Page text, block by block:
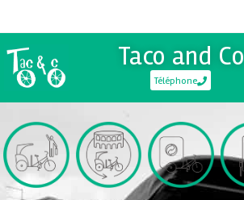
Taco and Co
Téléphone